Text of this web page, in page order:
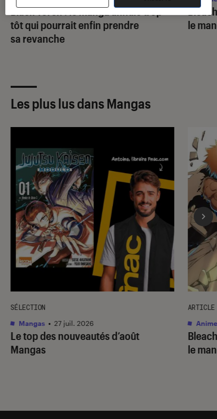
Black Torch: le manga annulé trop
tôt qui pourrait enfin prendre
sa revanche
le
Les plus lus dans Mangas
Le top des nouveautés d’août
Mangas
SÉLECTION
Mangas • 27 juil. 2026
le
ARTICLE